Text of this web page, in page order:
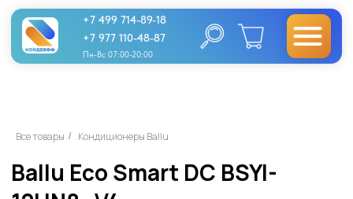
+7 499 714-89-18
+7 977 110-48-87
Пн-Вс 07:00-20:00
Все товары / Кондиционеры Ballu
12HN8_V4